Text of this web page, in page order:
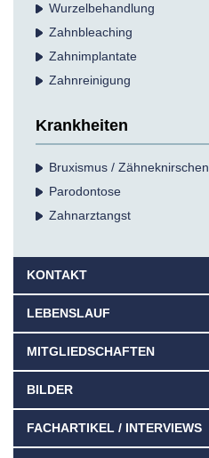
Wurzel­behandlung
Zahnbleaching
Zahnimplantate
Zahnreinigung
Krankheiten
Bruxismus / Zähneknirschen
Parodontose
Zahnarztangst
KONTAKT
LEBENSLAUF
MITGLIEDSCHAFTEN
BILDER
FACHARTIKEL / INTERVIEWS